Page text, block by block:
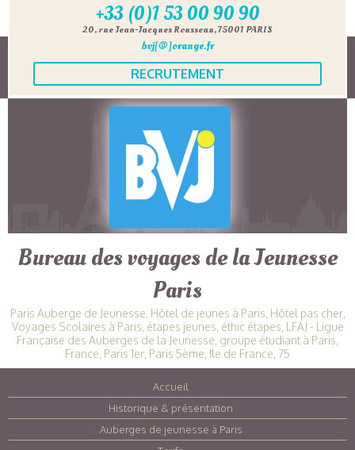
+33 (0)1 53 00 90 90
20, rue Jean-Jacques Rousseau, 75001 PARIS
bvj[@]orange.fr
RECRUTEMENT
Bureau des voyages de la Jeunesse
Paris
Paris Auberge de Jeunesse, Hôtel de jeunes à Paris, Hôtel pas cher,
Voyages Scolaires à Paris, étapes jeunes, éthic étapes, LFAJ - Ligue
Française des Auberges de la Jeunesse, groupe étudiant à Paris,
France, Paris 1er, Paris 5ème, Ile de France, 75
Accueil
Historique & présentation
Auberges de jeunesse à Paris